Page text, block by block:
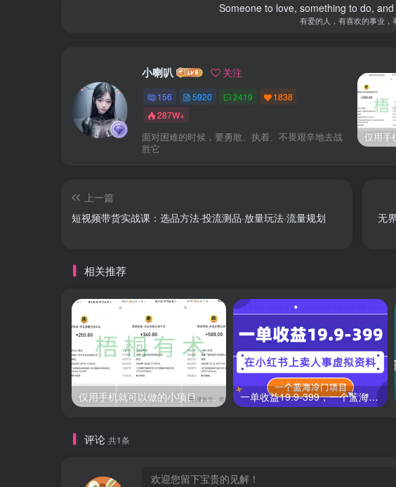
Someone to love, something to do,
有爱的人，有喜欢的事业，
小喇叭 关注
156 5920 2419
1838
287W+
面对困难的时候，要勇敢、执着、不畏艰辛地去战
胜它
上一篇
短视频带货实战课：选品方法·投流测品·放量玩法·流量规划
无
相关推荐
仅用手机就可以做的小项目，当天就能见钱，每天100-300 一单收益19.9-399，一个蓝海冷门项目，在小红书上卖人事虚拟资料
评论 共1条